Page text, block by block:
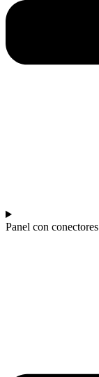
Panel con conectores